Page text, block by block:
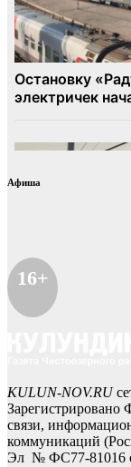
Афиша
16+
KULUN-NOV.RU
Зарегистрировано
связи,
коммуникаций
Эл № ФС77-81016